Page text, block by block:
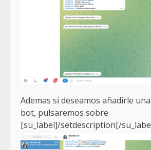
Ademas si deseamos añadirle
bot, pulsaremos sobre
[su_label]/setdescription[/